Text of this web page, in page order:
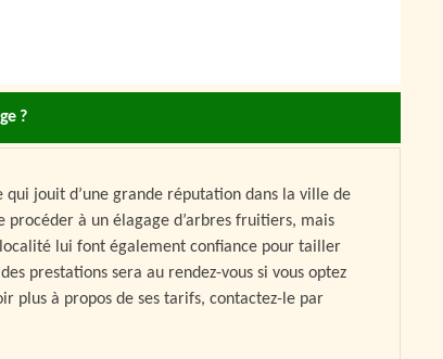
?
jouit d’une grande réputation dans la ville de
à un élagage d’arbres fruitiers, mais
lui font également confiance pour tailler
prestations sera au rendez-vous si vous optez
plus à propos de ses tarifs, contactez-le par